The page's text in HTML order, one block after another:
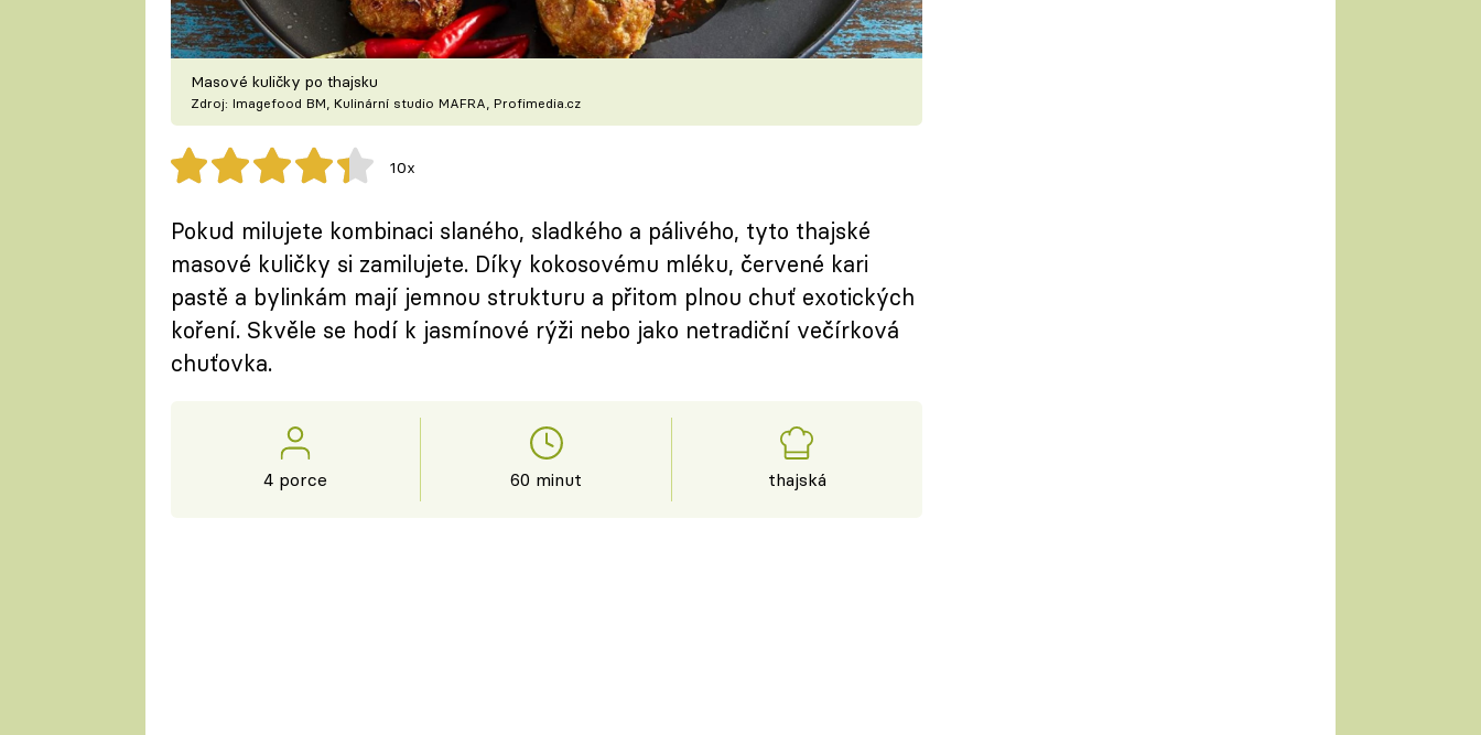
Masové kuličky po thajsku
Zdroj: Imagefood BM, Kulinární studio MAFRA, Profimedia.cz
10x
Pokud milujete kombinaci slaného, sladkého a pálivého, tyto thajské
masové kuličky si zamilujete. Díky kokosovému mléku, červené kari
pastě a bylinkám mají jemnou strukturu a přitom plnou chuť exotických
koření. Skvěle se hodí k jasmínové rýži nebo jako netradiční večírková
chuťovka.
4 porce 60 minut thajská